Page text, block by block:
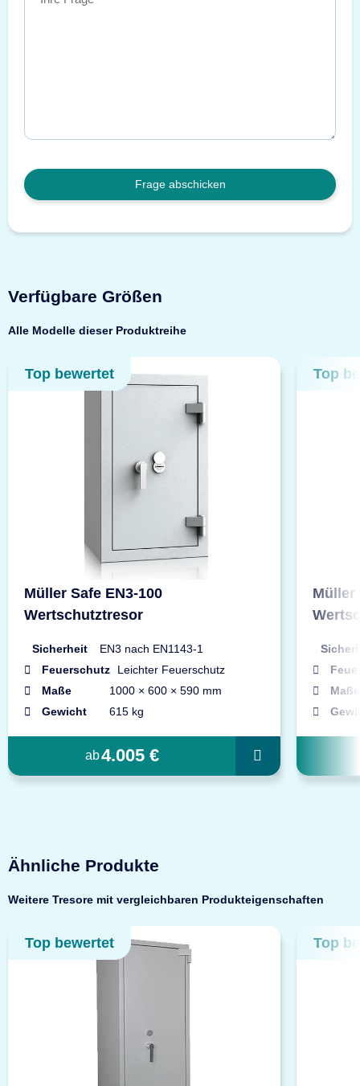
Frage abschicken
Verfügbare Größen
Alle Modelle dieser Produktreihe
Top bewertet
Müller Safe EN3-100
Wertschutztresor
Sicherheit
EN3 nach EN1143-1
Feuerschutz
Leichter Feuerschutz
Maße
1000 × 600 × 590 mm
Gewicht
615 kg
ab4.005 €
Top
Müller
Maße
Ähnliche Produkte
Weitere Tresore mit vergleichbaren Produkteigenschaften
Top bewertet Top